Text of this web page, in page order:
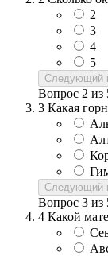
2
3
4
5
Вопрос 2 из
3 Какая
Вопрос 3 из
4 Какой